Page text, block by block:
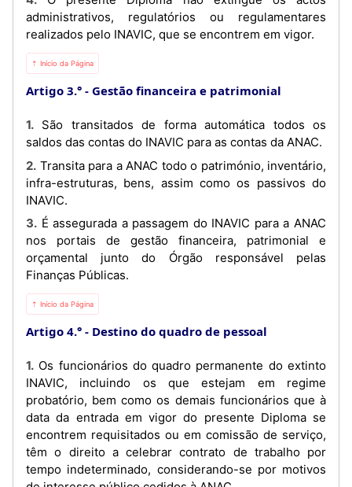
administrativos, regulatórios ou regulamentares
realizados pelo INAVIC, que se encontrem em vigor.
⇡ Início da Página
Artigo 3.° Gestão financeira e patrimonial
1. São transitados de forma automática todos os
saldos das contas do INAVIC para as contas da ANAC.
2. Transita para a ANAC todo o património, inventário,
infra-estruturas, bens, assim como os passivos do
INAVIC.
3. É assegurada a passagem do INAVIC para a ANAC
nos portais de gestão financeira, patrimonial e
orçamental junto do Órgão responsável pelas
Finanças Públicas.
⇡ Início da Página
Artigo 4.° Destino do quadro de pessoal
1. Os funcionários do quadro permanente do extinto
INAVIC, incluindo os que estejam em regime
probatório, bem como os demais funcionários que à
data da entrada em vigor do presente Diploma se
encontrem requisitados ou em comissão de serviço,
têm o direito a celebrar contrato de trabalho por
tempo indeterminado, considerando-se por motivos